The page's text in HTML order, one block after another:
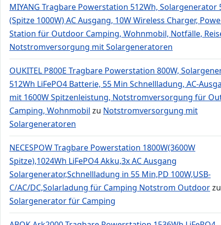
MIYANG Tragbare Powerstation 512Wh, Solargenerator
(Spitze 1000W) AC Ausgang, 10W Wireless Charger,
Station für Outdoor Camping, Wohnmobil, Notfälle,
Notstromversorgung mit Solargeneratoren
OUKITEL P800E Tragbare Powerstation 800W,
512Wh LiFePO4 Batterie, 55 Min Schnellladung, AC-
mit 1600W Spitzenleistung, Notstromversorgung für
Camping, Wohnmobil zu Notstromversorgung mit
Solargeneratoren
NECESPOW Tragbare Powerstation 1800W(3600W
Spitze),1024Wh LiFePO4 Akku,3x AC Ausgang
Solargenerator,Schnellladung in 55 Min,PD 100W,USB-
C/AC/DC,Solarladung für Camping Notstrom Outdoorzu
Solargenerator für Camping